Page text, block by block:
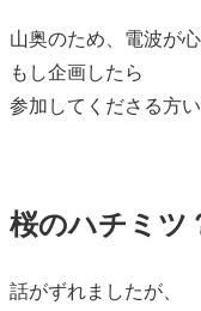
山奥のため、電波が
もし企画したら
参加してくださる方
桜のハチミツ
話がずれましたが、